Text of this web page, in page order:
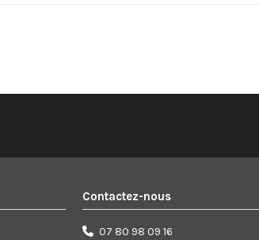
Contactez-nous
07 80 98 09 16